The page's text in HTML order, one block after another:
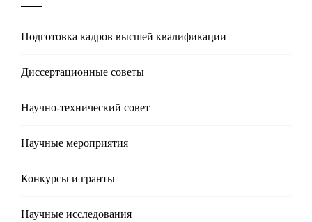
Подготовка кадров высшей квалификации
Диссертационные советы
Научно-технический совет
Научные мероприятия
Конкурсы и гранты
Научные исследования